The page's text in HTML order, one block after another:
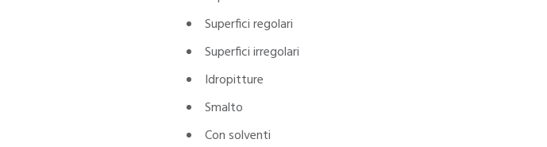
Superfici regolari
Superfici irregolari
Idropitture
Smalto
Con solventi